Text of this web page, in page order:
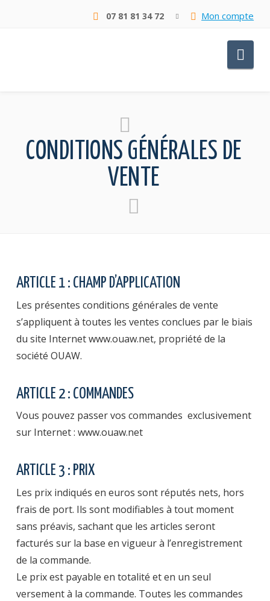
07 81 81 34 72 Mon compte
CONDITIONS GÉNÉRALES DE
VENTE
ARTICLE 1 : CHAMP D’APPLICATION
Les présentes conditions générales de vente
s’appliquent à toutes les ventes conclues par le biais
du site Internet www.ouaw.net, propriété de la
société OUAW.
ARTICLE 2 : COMMANDES
Vous pouvez passer vos commandes exclusivement
sur Internet : www.ouaw.net
ARTICLE 3 : PRIX
Les prix indiqués en euros sont réputés nets, hors
frais de port. Ils sont modifiables à tout moment
sans préavis, sachant que les articles seront
facturés sur la base en vigueur à l’enregistrement
de la commande.
Le prix est payable en totalité et en un seul
versement à la commande. Toutes les commandes